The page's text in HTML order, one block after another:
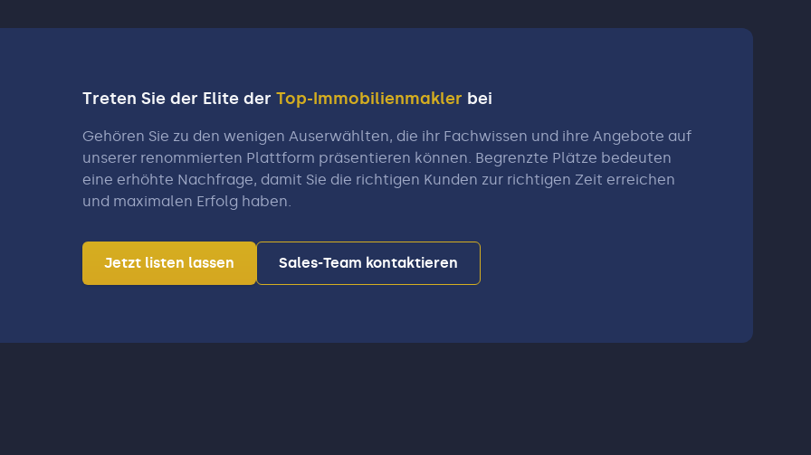
Treten Sie der Elite der Top-Immobilienmakler bei
Gehören Sie zu den wenigen Auserwählten, die ihr Fachwissen und ihre Angebote auf
unserer renommierten Plattform präsentieren können. Begrenzte Plätze bedeuten
eine erhöhte Nachfrage, damit Sie die richtigen Kunden zur richtigen Zeit erreichen
und maximalen Erfolg haben.
Jetzt listen lassen Sales-Team kontaktieren